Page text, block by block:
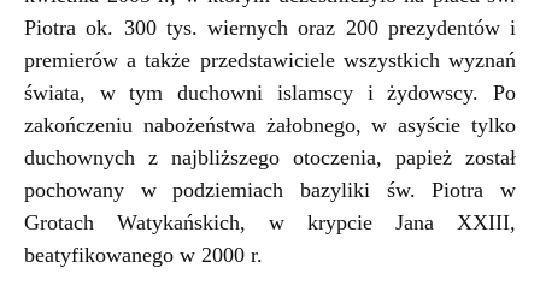
Piotra ok. 300 tys. wiernych oraz 200 prezydentów i
premierów a także przedstawiciele wszystkich wyznań
świata, w tym duchowni islamscy i żydowscy. Po
zakończeniu nabożeństwa żałobnego, w asyście tylko
duchownych z najbliższego otoczenia, papież został
pochowany w podziemiach bazyliki św. Piotra w
Grotach Watykańskich, w krypcie Jana XXIII,
beatyfikowanego w 2000 r.